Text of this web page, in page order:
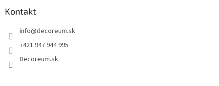
Kontakt
info@decoreum.sk
+421 947 944 995
Decoreum.sk